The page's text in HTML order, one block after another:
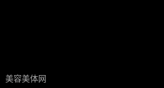
美容美体网